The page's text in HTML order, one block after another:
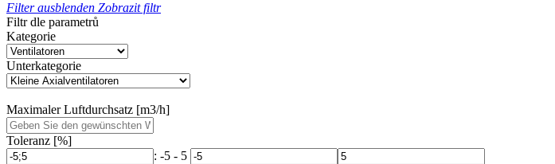
Filter ausblenden Zobrazit filtr
Filtr dle parametrů
Kategorie
Unterkategorie
Maximaler Luftdurchsatz [m3/h]
Toleranz [%]
: -5 - 5